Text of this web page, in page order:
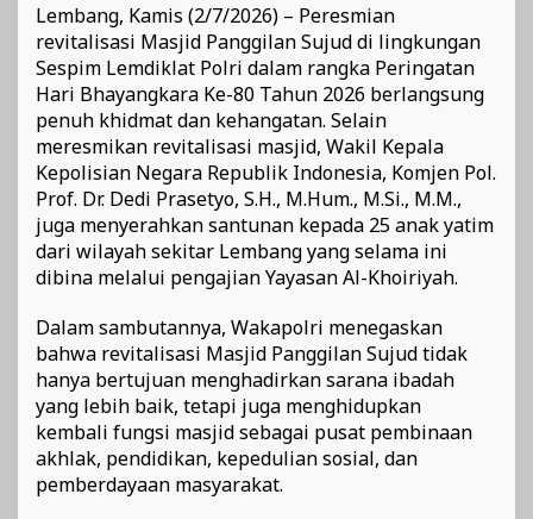
Lembang, Kamis (2/7/2026) – Peresmian
revitalisasi Masjid Panggilan Sujud di lingkungan
Sespim Lemdiklat Polri dalam rangka Peringatan
Hari Bhayangkara Ke-80 Tahun 2026 berlangsung
penuh khidmat dan kehangatan. Selain
meresmikan revitalisasi masjid, Wakil Kepala
Kepolisian Negara Republik Indonesia, Komjen Pol.
Prof. Dr. Dedi Prasetyo, S.H., M.Hum., M.Si., M.M.,
juga menyerahkan santunan kepada 25 anak yatim
dari wilayah sekitar Lembang yang selama ini
dibina melalui pengajian Yayasan Al-Khoiriyah.
Dalam sambutannya, Wakapolri menegaskan
bahwa revitalisasi Masjid Panggilan Sujud tidak
hanya bertujuan menghadirkan sarana ibadah
yang lebih baik, tetapi juga menghidupkan
kembali fungsi masjid sebagai pusat pembinaan
akhlak, pendidikan, kepedulian sosial, dan
pemberdayaan masyarakat.